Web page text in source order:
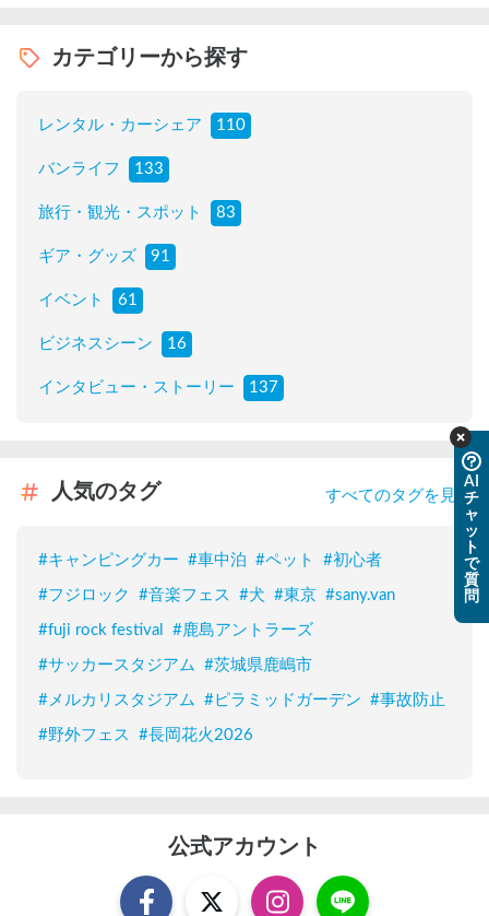
カテゴリーから探す
レンタル・カーシェア 110
バンライフ 133
旅行・観光・スポット 83
ギア・グッズ 91
イベント 61
ビジネスシーン 16
インタビュー・ストーリー 137
人気のタグ すべてのタグを見る
#キャンピングカー #車中泊 #ペット #初心者
#フジロック #音楽フェス #犬 #東京 #sany.van
#fuji rock festival #鹿島アントラーズ
#サッカースタジアム #茨城県鹿嶋市
# メルカリスタジアム #ピラミッドガーデン #事故防止
#野外フェス #長岡花火2026
公式アカウント
AI
チ
ャ
ッ
ト
で
質
問